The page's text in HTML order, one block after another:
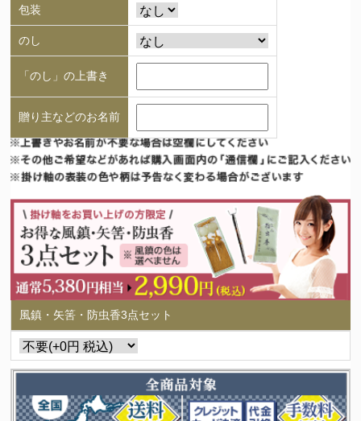
包装
のし
「のし」の上書き
贈り主などのお名前
風鎮・矢筈・防虫香3点セット